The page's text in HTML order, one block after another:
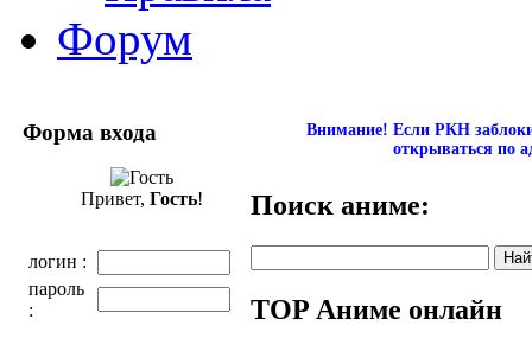
Форум
Форма входа
Привет, Гость!
логин :
пароль
:
Внимание! Если РКН
открываться по
Поиск аниме:
TOP Аниме онлайн